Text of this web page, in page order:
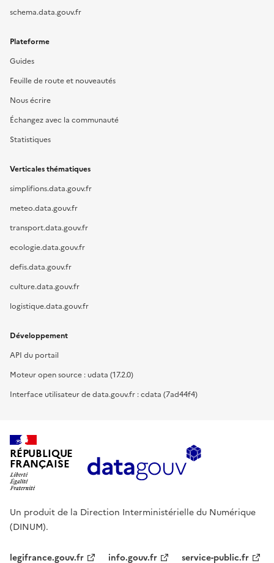
schema.data.gouv.fr
Plateforme
Guides
Feuille de route et nouveautés
Nous écrire
Échangez avec la communauté
Statistiques
Verticales thématiques
simplifions.data.gouv.fr
meteo.data.gouv.fr
transport.data.gouv.fr
ecologie.data.gouv.fr
defis.data.gouv.fr
culture.data.gouv.fr
logistique.data.gouv.fr
Développement
API du portail
Moteur open source : udata (17.2.0)
Interface utilisateur de data.gouv.fr : cdata (7ad44f4)
RÉPUBLIQUE
FRANÇAISE
Un produit de la Direction Interministérielle du Numérique
(DINUM).
legifrance.gouv.fr info.gouv.fr service-public.fr